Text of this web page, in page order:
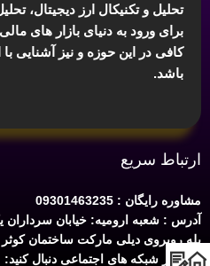
تحلیل و تکنیکال ارز دیجیتال،
برای ورود به دنیای بازار های
کافی در این حوزه و نیز آشنایی
باشد.
ارتباط سریع
مشاوره رایگان : 09301463235
آدرس : شعبه ارومیه: خیابان سرداران
پله روبروی دیلی مارکت ساختمان کوثر 1 - طبقه2 واحد 4
ما را در شبکه های اجتماعی دنبال کنید: